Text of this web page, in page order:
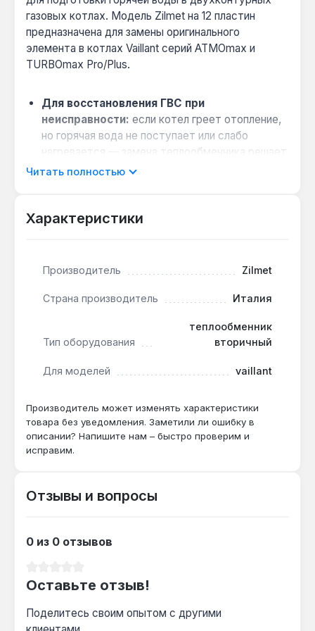
газовых котлах. Модель Zilmet на 12 пластин
предназначена для замены оригинального
элемента в котлах Vaillant серий ATMOmax и
TURBOmax Pro/Plus.
Для восстановления ГВС при
неисправности: если котел греет отопление,
но горячая вода не поступает или слабо
нагревается — замена теплообменника решает
проблему без замены всего котла.
TURBOmax Pro/Plus определённых
Конструкция 12 пластин:обеспечивает
контуром отопления и контуром горячего
водоснабжения для стабильной подачи воды.
отопления частных домов и квартир, где
водоснабжения без демонтажа котла.
Производство — Италия. Гарантия 1 год, доставка
по Украине.
TURBOmax VUW?
ATMOmax и TURBOmax Pro/Plus, но для
Как часто нужно менять вторичный
Читать полностью
Характеристики
Производитель Zilmet
Страна производитель Италия
Тип оборудования
теплообменник
вторичный
Для моделей vaillant
Производитель может изменять характеристики
товара без уведомления. Заметили ли ошибку в
описании? Напишите нам – быстро проверим и
исправим.
Отзывы и вопросы
0 из 0 отзывов
Оставьте отзыв!
Поделитесь своим опытом с другими